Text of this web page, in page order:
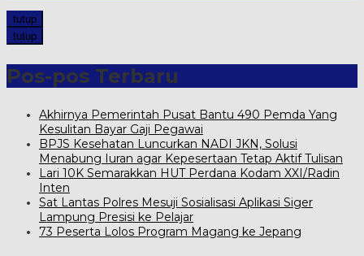
tutup
tutup
Pos-pos Terbaru
Akhirnya Pemerintah Pusat Bantu 490 Pemda Yang
Kesulitan Bayar Gaji Pegawai
BPJS Kesehatan Luncurkan NADI JKN, Solusi
Menabung Iuran agar Kepesertaan Tetap Aktif Tulisan
Lari 10K Semarakkan HUT Perdana Kodam XXI/Radin
Inten
Sat Lantas Polres Mesuji Sosialisasi Aplikasi Siger
Lampung Presisi ke Pelajar
73 Peserta Lolos Program Magang ke Jepang